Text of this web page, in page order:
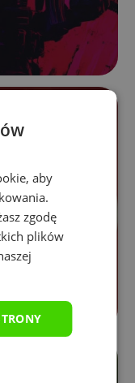
Retro
aby
zgodę
plików